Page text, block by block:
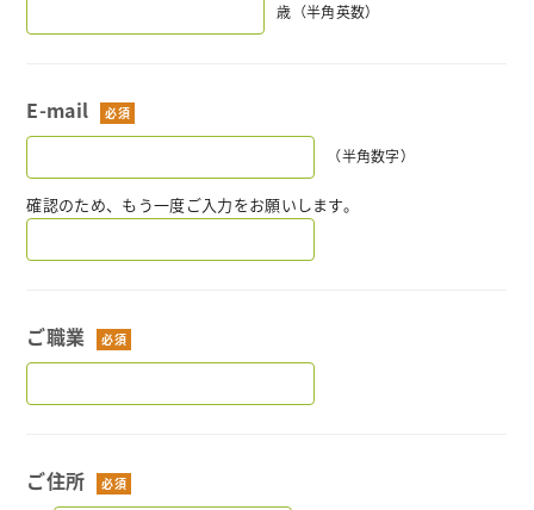
歳（半角英数）
E-mail
（半角数字）
確認のため、もう一度ご入力をお願いします。
ご職業
ご住所